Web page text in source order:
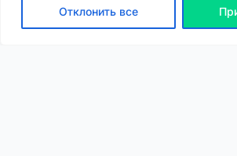
Отклонить все ВХОД | РЕГИСТРАЦИЯ